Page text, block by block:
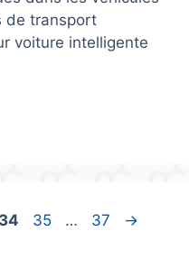
de transport
voiture intelligente
Page
34 Page
35 … Page
37
→